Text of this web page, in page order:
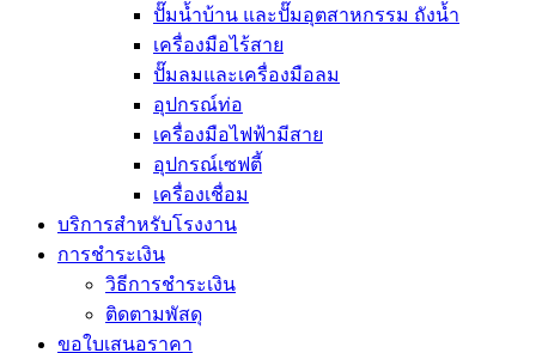
ปั๊มน้ำบ้าน และปั๊มอุตสาหกรรม ถังน้ำ
เครื่องมือไร้สาย
ปั๊มลมและเครื่องมือลม
อุปกรณ์ท่อ
เครื่องมือไฟฟ้ามีสาย
อุปกรณ์เซฟตี้
เครื่องเชื่อม
บริการสำหรับโรงงาน
การชำระเงิน
วิธีการชำระเงิน
ติดตามพัสดุ
ขอใบเสนอราคา